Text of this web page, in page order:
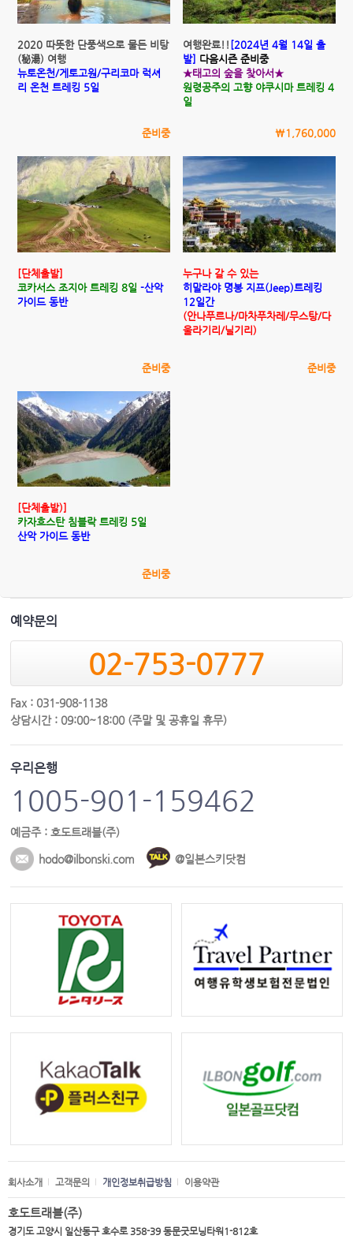
2020 따뜻한 단풍색으로 물든 비탕
(秘湯) 여행
뉴토온천/게토고원/구리코마 럭셔
리 온천 트레킹 5일
준비중
여행완료!! [2024년 4월 14일 출
발] 다음시즌 준비중
★태고의 숲을 찾아서★
원령공주의 고향 야쿠시마 트레킹 4
일
\1,760,000
[단체출발]
코카서스 조지아 트레킹 8일 -산악
가이드 동반
준비중
누구나 갈 수 있는
히말라야 명봉 지프(Jeep)트레킹
12일간
(안나푸르나/마차푸차레/무스탕/다
울라기리/닐기리)
준비중
[단체출발)]
카자흐스탄 침블락 트레킹 5일
산악 가이드 동반
준비중
예약문의
02-753-0777
Fax : 031-908-1138
상담시간 : 09:00~18:00 (주말 및 공휴일 휴무)
우리은행
1005-901-159462
예금주 : 호도트래블(주)
hodo@ilbonski.com @일본스키닷컴
회사소개 고객문의 개인정보취급방침 이용약관
호도트래블(주)
경기도 고양시 일산동구 호수로 358-39 동문굿모닝타워1-812호